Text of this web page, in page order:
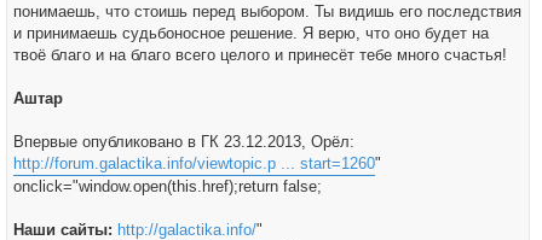
понимаешь, что стоишь перед выбором. Ты видишь его последствия
и принимаешь судьбоносное решение. Я верю, что оно будет на
твоё благо и на благо всего целого и принесёт тебе много счастья!
Аштар
Впервые опубликовано в ГК 23.12.2013, Орёл:
http://forum.galactika.info/viewtopic.p ... start=1260"
onclick="window.open(this.href);return false;
Наши сайты: http://galactika.info/"